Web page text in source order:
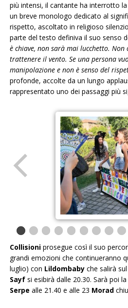
più intensi, il cantante ha interrotto
un breve monologo dedicato al
rispetto, ascoltato in religioso
parte del testo definiva il suo senso
è chiave, non sarà mai lucchetto. Non
trattenere il vento. Se una persona
manipolazione e non è senso del
profonde, accolte da un lungo
rappresentato uno dei passaggi più
Collisioni prosegue così il suo
grandi emozioni che continueranno
luglio) con Lildombaby che salirà
Sayf si esibirà dalle 20.30. Sarà poi
Serpe alle 21.40 e alle 23 Morad